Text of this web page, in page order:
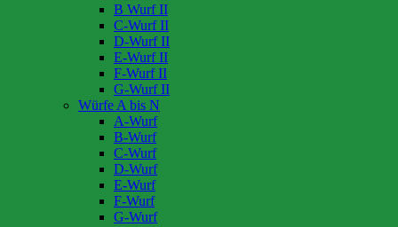
B Wurf II
C-Wurf II
D-Wurf II
E-Wurf II
F-Wurf II
G-Wurf II
Würfe A bis N
A-Wurf
B-Wurf
C-Wurf
D-Wurf
E-Wurf
F-Wurf
G-Wurf